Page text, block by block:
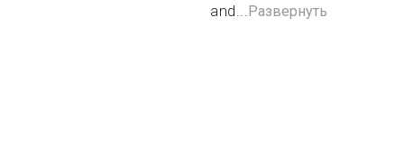
and...Развернуть